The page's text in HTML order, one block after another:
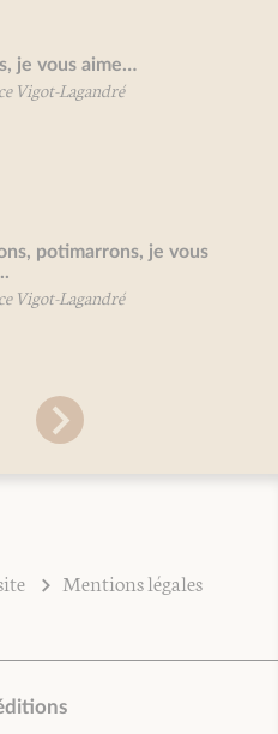
je vous aime…
Vigot-Lagandré
potimarrons, je vous
Vigot-Lagandré
Mentions légales